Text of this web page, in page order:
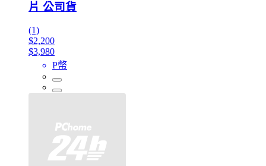
片 公司貨
(1)
$2,200
$3,980
P幣